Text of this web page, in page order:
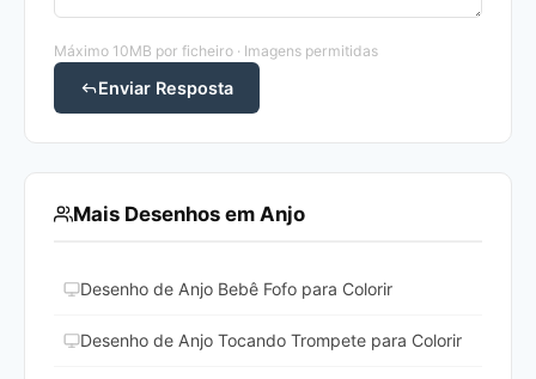
Máximo 10MB por ficheiro · Imagens permitidas
Enviar Resposta
Mais Desenhos em Anjo
Desenho de Anjo Bebê Fofo para Colorir
Desenho de Anjo Tocando Trompete para Colorir